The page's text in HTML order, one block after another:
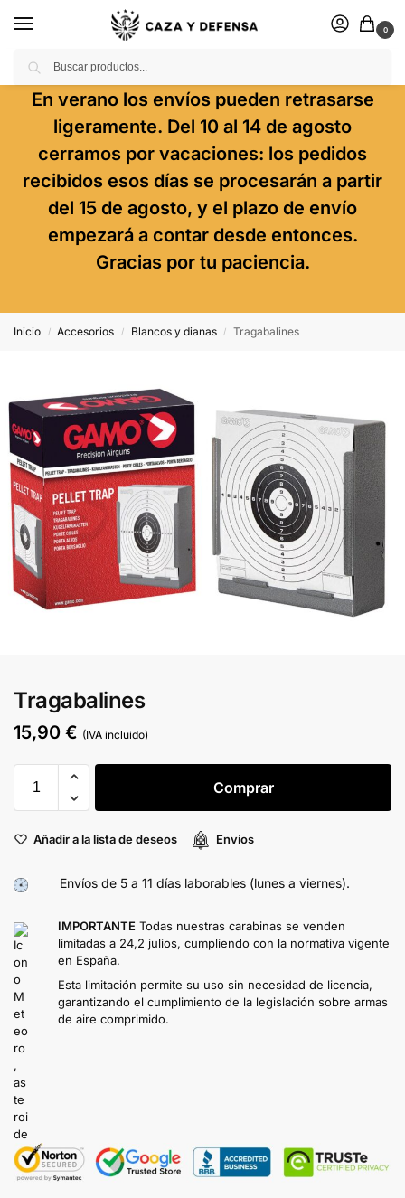
0
En verano los envíos pueden retrasarse
ligeramente. Del 10 al 14 de agosto
cerramos por vacaciones: los pedidos
recibidos esos días se procesarán a partir
del 15 de agosto, y el plazo de envío
empezará a contar desde entonces.
Gracias por tu paciencia.
Inicio / Accesorios / Blancos y dianas / Tragabalines
Tragabalines
15,90 € (IVA incluido)
Comprar
Añadir a la lista de deseos Envíos
Envíos de 5 a 11 días laborables (lunes a viernes).
IMPORTANTE Todas nuestras carabinas se venden
limitadas a 24,2 julios, cumpliendo con la normativa vigente
en España.
Esta limitación permite su uso sin necesidad de licencia,
garantizando el cumplimiento de la legislación sobre armas
de aire comprimido.